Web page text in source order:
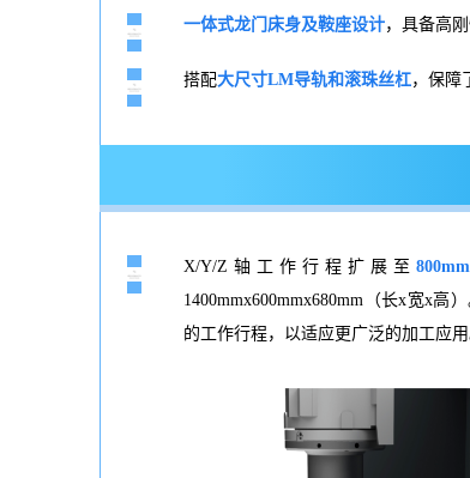
一体式龙门床身及鞍座设计，具备高
搭配大尺寸LM导轨和滚珠丝杠，保障
X/Y/Z轴工作行程扩展至
1400mmx600mmx680mm（长x宽x高
的工作行程，以适应更广泛的加工应用